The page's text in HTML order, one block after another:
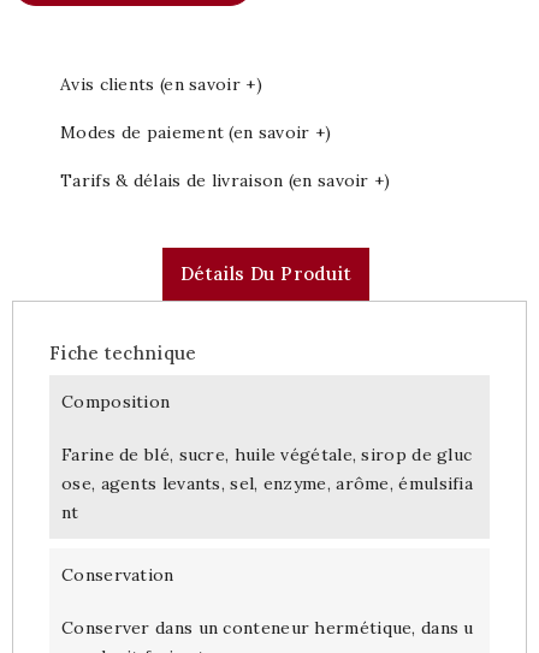
Avis clients (en savoir +)
Modes de paiement (en savoir +)
Tarifs & délais de livraison (en savoir +)
Détails Du Produit
Fiche technique
Composition
Farine de blé, sucre, huile végétale, sirop de gluc
ose, agents levants, sel, enzyme, arôme, émulsifia
nt
Conservation
Conserver dans un conteneur hermétique, dans u